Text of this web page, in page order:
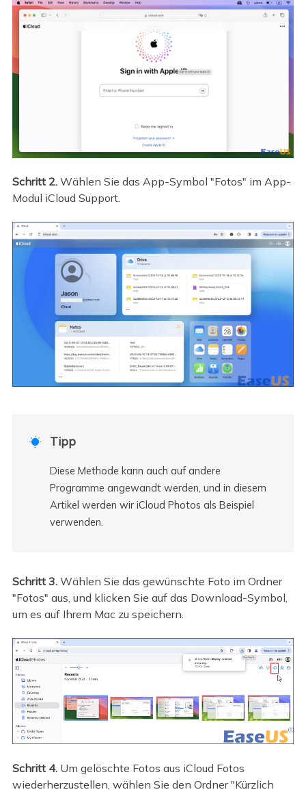
Schritt 2. Wählen Sie das App-Symbol "Fotos" im App-
Modul iCloud Support.
 Tipp
Diese Methode kann auch auf andere
Programme angewandt werden, und in diesem
Artikel werden wir iCloud Photos als Beispiel
verwenden.
Schritt 3.Wählen Sie das gewünschte Foto im Ordner
"Fotos" aus, und klicken Sie auf das Download-Symbol,
um es auf Ihrem Mac zu speichern.
Schritt 4.Um gelöschte Fotos aus iCloud Fotos
wiederherzustellen, wählen Sie den Ordner "Kürzlich